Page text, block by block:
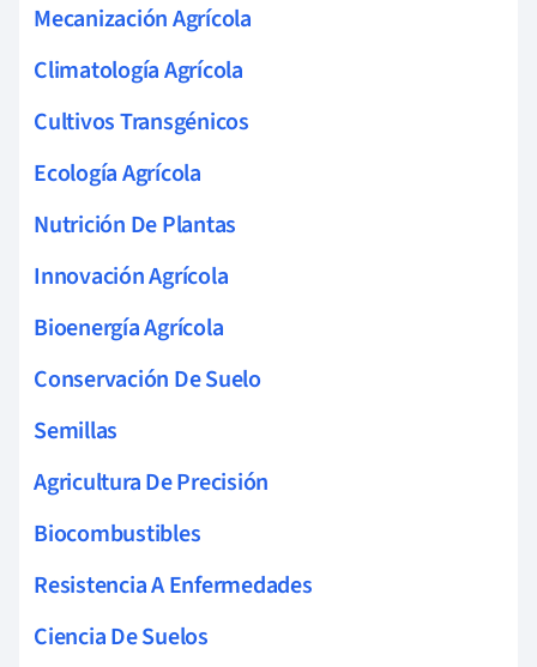
Mecanización Agrícola
Climatología Agrícola
Cultivos Transgénicos
Ecología Agrícola
Nutrición De Plantas
Innovación Agrícola
Bioenergía Agrícola
Conservación De Suelo
Semillas
Agricultura De Precisión
Biocombustibles
Resistencia A Enfermedades
Ciencia De Suelos